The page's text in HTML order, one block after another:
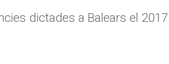
dictades a Balears el